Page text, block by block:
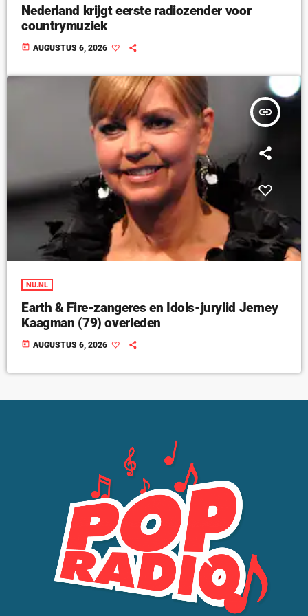
Nederland krijgt eerste radiozender voor
countrymuziek
today AUGUSTUS 6, 2026
insert_link
NU.NL
Earth & Fire-zangeres en Idols-jurylid Jerney
Kaagman (79) overleden
today AUGUSTUS 6, 2026